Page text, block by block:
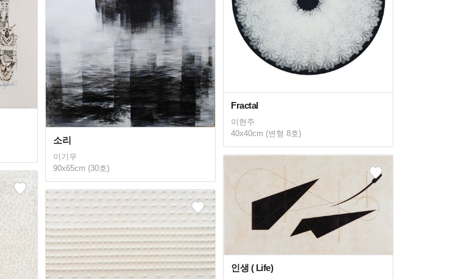
소리
이기우
90x65cm (30호)
Fractal
이현주
40x40cm (변형 8호)
인생 ( Life)